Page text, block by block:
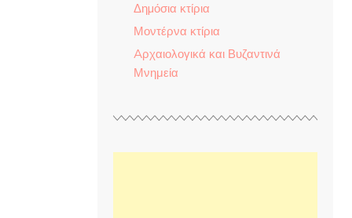
Δηµόσια κτίρια
Μοντέρνα κτίρια
Aρχαιολογικά και Βυζαντινά
Μνημεία